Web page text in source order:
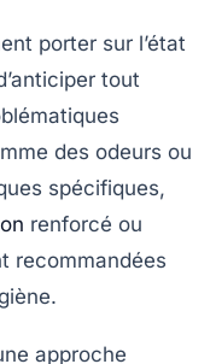
porter sur l’état
tout
des odeurs ou
spécifiques,
renforcé ou
recommandées
approche